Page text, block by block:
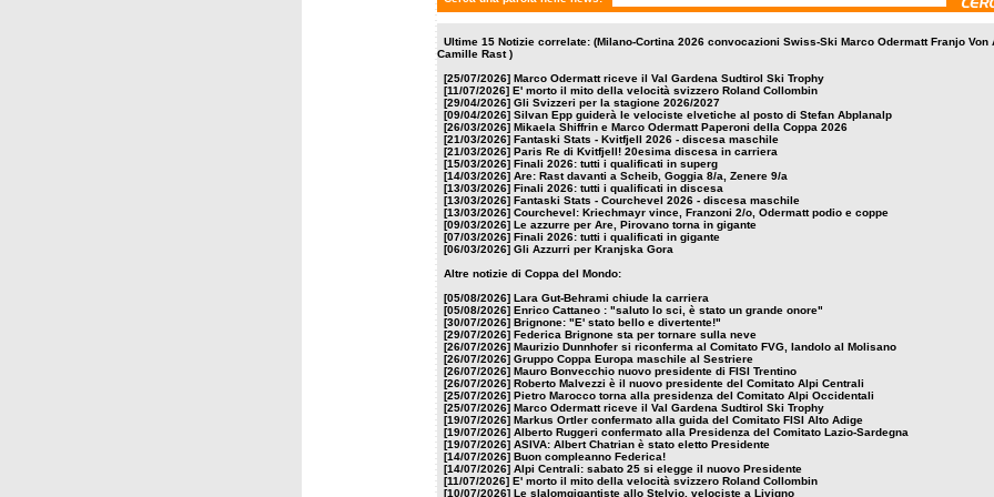
Ultime 15 Notizie correlate: (Milano-Cortina 2026 convocazioni Swiss-Ski Marco Odermatt Franjo Von
Camille Rast )
[25/07/2026] Marco Odermatt riceve il Val Gardena Sudtirol Ski Trophy
[11/07/2026] E' morto il mito della velocità svizzero Roland Collombin
[29/04/2026] Gli Svizzeri per la stagione 2026/2027
[09/04/2026] Silvan Epp guiderà le velociste elvetiche al posto di Stefan Abplanalp
[26/03/2026] Mikaela Shiffrin e Marco Odermatt Paperoni della Coppa 2026
[21/03/2026] Fantaski Stats - Kvitfjell 2026 - discesa maschile
[21/03/2026] Paris Re di Kvitfjell! 20esima discesa in carriera
[15/03/2026] Finali 2026: tutti i qualificati in superg
[14/03/2026] Are: Rast davanti a Scheib, Goggia 8/a, Zenere 9/a
[13/03/2026] Finali 2026: tutti i qualificati in discesa
[13/03/2026] Fantaski Stats - Courchevel 2026 - discesa maschile
[13/03/2026] Courchevel: Kriechmayr vince, Franzoni 2/o, Odermatt podio e coppe
[09/03/2026] Le azzurre per Are, Pirovano torna in gigante
[07/03/2026] Finali 2026: tutti i qualificati in gigante
[06/03/2026] Gli Azzurri per Kranjska Gora
Altre notizie di Coppa del Mondo:
[05/08/2026] Lara Gut-Behrami chiude la carriera
[05/08/2026] Enrico Cattaneo : "saluto lo sci, è stato un grande onore"
[30/07/2026] Brignone: "E' stato bello e divertente!"
[29/07/2026] Federica Brignone sta per tornare sulla neve
[26/07/2026] Maurizio Dunnhofer si riconferma al Comitato FVG, Iandolo al Molisano
[26/07/2026] Gruppo Coppa Europa maschile al Sestriere
[26/07/2026] Mauro Bonvecchio nuovo presidente di FISI Trentino
[26/07/2026] Roberto Malvezzi è il nuovo presidente del Comitato Alpi Centrali
[25/07/2026] Pietro Marocco torna alla presidenza del Comitato Alpi Occidentali
[25/07/2026] Marco Odermatt riceve il Val Gardena Sudtirol Ski Trophy
[19/07/2026] Markus Ortler confermato alla guida del Comitato FISI Alto Adige
[19/07/2026] Alberto Ruggeri confermato alla Presidenza del Comitato Lazio-Sardegna
[19/07/2026] ASIVA: Albert Chatrian è stato eletto Presidente
[14/07/2026] Buon compleanno Federica!
[14/07/2026] Alpi Centrali: sabato 25 si elegge il nuovo Presidente
[11/07/2026] E' morto il mito della velocità svizzero Roland Collombin
[10/07/2026] Le slalomgigantiste allo Stelvio, velociste a Livigno